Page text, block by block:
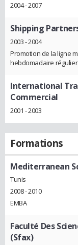
2004 - 2007
Shipping
2003 - 2004
Promotion de la ligne
hebdomadaire régulier
International
Commercial
2001 - 2003
Formations
Mediterranean
Tunis
2008 - 2010
EMBA
Faculté Des
(Sfax)